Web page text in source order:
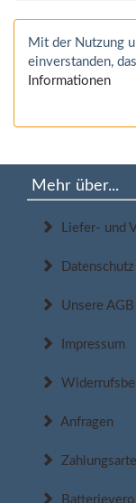
Mit der Nutzung
einverstanden,
Informationen
Mehr über...
Liefer- und
Datenschutz
Unsere AGB
Impressum
Anfragen